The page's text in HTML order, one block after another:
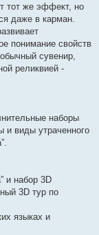
тот же эффект, но
даже в карман.
понимание свойств
сувенир,
реликвией -
наборы
и виды утраченного
и набор 3D
3D тур по
языках и